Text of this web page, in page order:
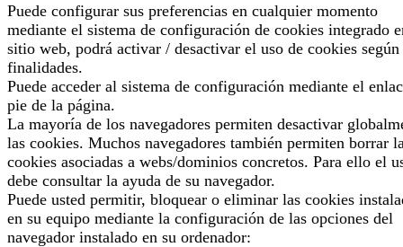
Puede configurar sus preferencias en cualquier momento
mediante el sistema de configuración de cookies integrado
sitio web, podrá activar / desactivar el uso de cookies según
finalidades.
Puede acceder al sistema de configuración mediante el
pie de la página.
La mayoría de los navegadores permiten desactivar
las cookies. Muchos navegadores también permiten borrar
cookies asociadas a webs/dominios concretos. Para ello el
debe consultar la ayuda de su navegador.
Puede usted permitir, bloquear o eliminar las cookies
en su equipo mediante la configuración de las opciones del
navegador instalado en su ordenador: